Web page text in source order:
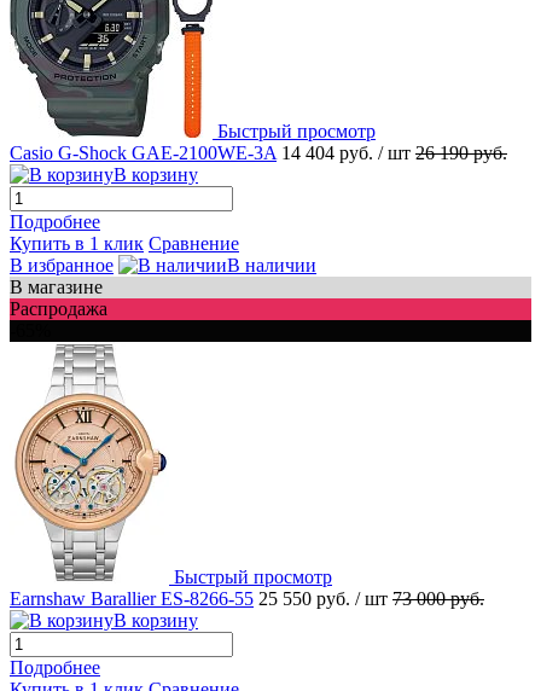
Быстрый просмотр
Casio G-Shock GAE-2100WE-3A 14 404 руб. / шт 26 190 руб.
В корзину
Подробнее
Купить в 1 клик Сравнение
В избранное
В наличии
В магазине
Распродажа
Быстрый просмотр
Earnshaw Barallier ES-8266-55 25 550 руб. / шт 73 000 руб.
В корзину
Подробнее